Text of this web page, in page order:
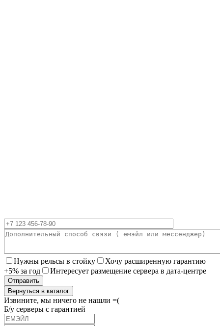
Нужны рельсы в стойку
Хочу расширенную гарантию
+5% за год
Интересует размещение сервера в дата-центре
Вернуться в каталог
Извините, мы ничего не нашли =(
Б/у серверы с гарантией